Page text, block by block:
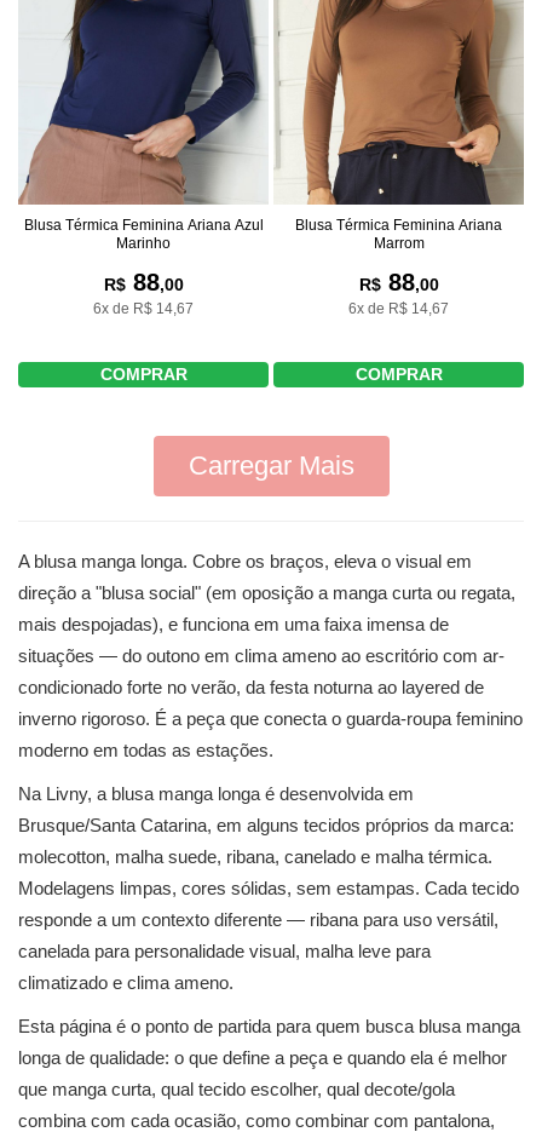
Blusa Térmica Feminina Ariana Azul
Marinho
R$88,00
6x de R$ 14,67
COMPRAR
Blusa Térmica Feminina Ariana
Marrom
R$88,00
6x de R$ 14,67
COMPRAR
Carregar Mais
A blusa manga longa. Cobre os braços, eleva o visual em
direção a "blusa social" (em oposição a manga curta ou regata,
mais despojadas), e funciona em uma faixa imensa de
situações — do outono em clima ameno ao escritório com ar-
condicionado forte no verão, da festa noturna ao layered de
inverno rigoroso. É a peça que conecta o guarda-roupa feminino
moderno em todas as estações.
Na Livny, a blusa manga longa é desenvolvida em
Brusque/Santa Catarina, em alguns tecidos próprios da marca:
molecotton, malha suede, ribana, canelado e malha térmica.
Modelagens limpas, cores sólidas, sem estampas. Cada tecido
responde a um contexto diferente — ribana para uso versátil,
canelada para personalidade visual, malha leve para
climatizado e clima ameno.
Esta página é o ponto de partida para quem busca blusa manga
longa de qualidade: o que define a peça e quando ela é melhor
que manga curta, qual tecido escolher, qual decote/gola
combina com cada ocasião, como combinar com pantalona,